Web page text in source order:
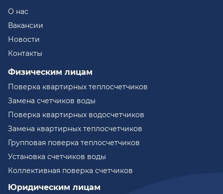
О нас
Вакансии
Новости
Контакты
Физическим лицам
Поверка квартирных теплосчетчиков
Замена счетчиков воды
Поверка квартирных водосчетчиков
Замена квартирных теплосчетчиков
Групповая поверка теплосчетчиков
Установка счетчиков воды
Коллективная поверка счетчиков
Юридическим лицам